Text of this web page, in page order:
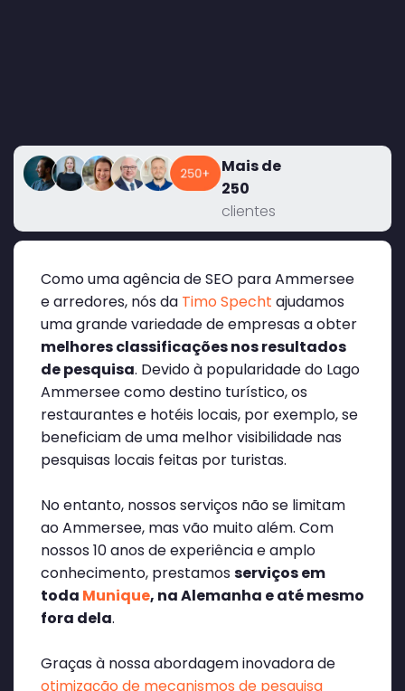
Mais de
250
clientes
Como uma agência de SEO para Ammersee
e arredores, nós da Timo Specht ajudamos
uma grande variedade de empresas a obter
melhores classificações nos resultados
de pesquisa. Devido à popularidade do Lago
Ammersee como destino turístico, os
restaurantes e hotéis locais, por exemplo, se
beneficiam de uma melhor visibilidade nas
pesquisas locais feitas por turistas.
No entanto, nossos serviços não se limitam
ao Ammersee, mas vão muito além. Com
nossos 10 anos de experiência e amplo
conhecimento, prestamos serviços em
toda Munique, na Alemanha e até mesmo
fora dela.
Graças à nossa abordagem inovadora de
otimização de mecanismos de pesquisa